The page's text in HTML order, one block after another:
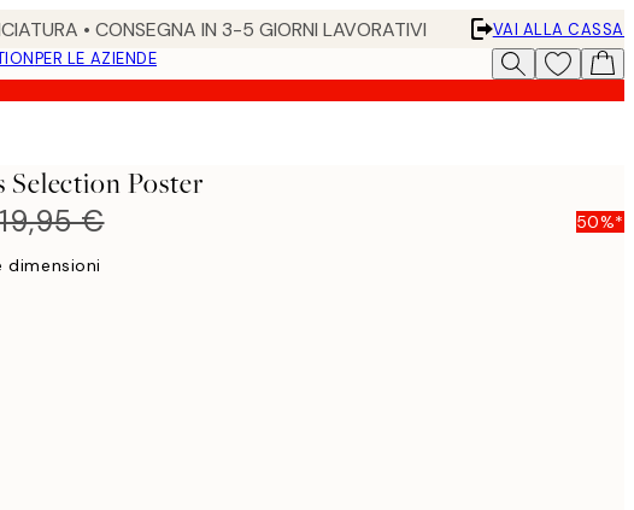
• CONSEGNA IN 3-5 GIORNI LAVORATIVI
VAI ALLA CASSA
PER LE AZIENDE
Selection Poster
€ 50%*
dimensioni